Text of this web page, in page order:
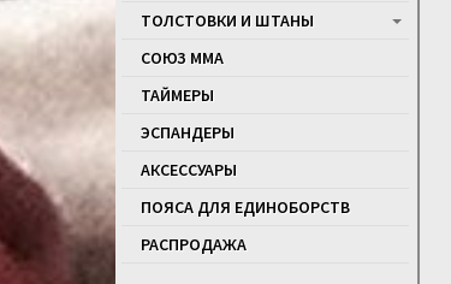
ТОЛСТОВКИ И ШТАНЫ
СОЮЗ ММА
ТАЙМЕРЫ
ЭСПАНДЕРЫ
АКСЕССУАРЫ
ПОЯСА ДЛЯ ЕДИНОБОРСТВ
РАСПРОДАЖA